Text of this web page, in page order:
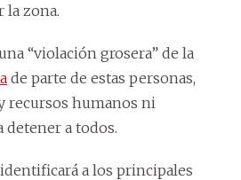
la zona.
“violación grosera” de la
de parte de estas personas,
recursos humanos ni
detener a todos.
a los principales